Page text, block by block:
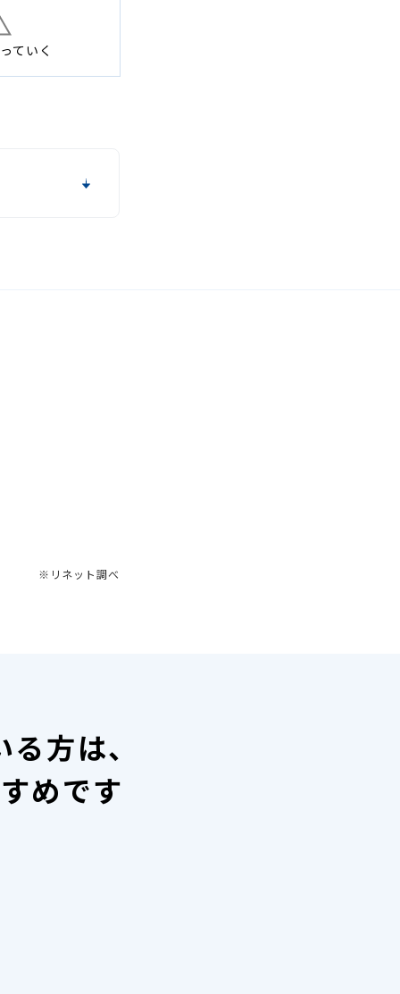
ていく
※リネット調べ
方は、
めです